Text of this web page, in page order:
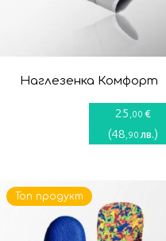
Наглезенка Комфорт
25 ,00 €
(48 ,90 лв.)
Топ продукт